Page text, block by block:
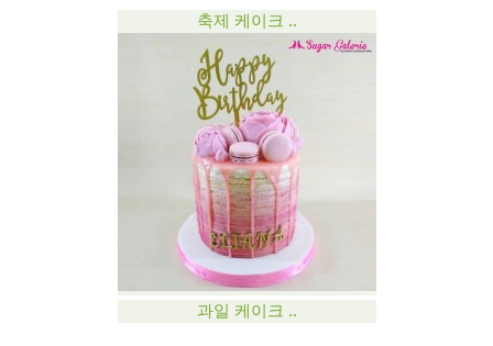
축제 케이크 ..
과일 케이크 ..